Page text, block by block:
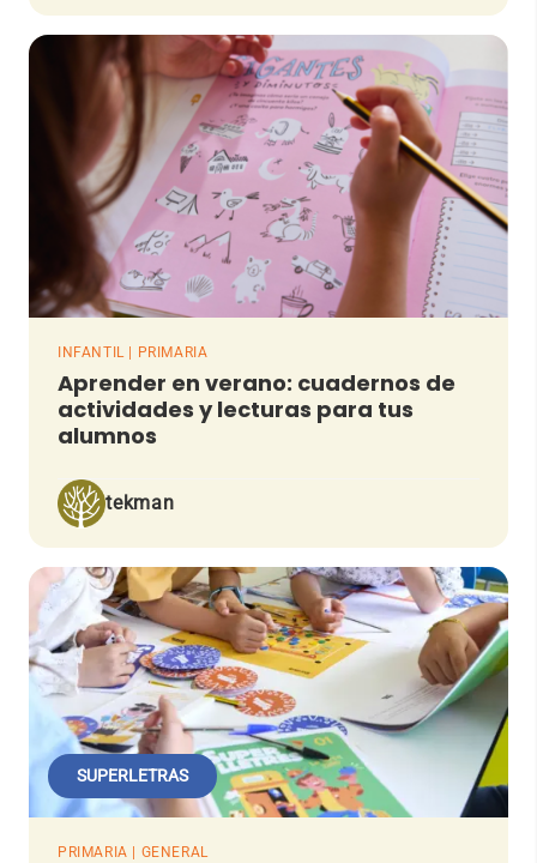
INFANTIL | PRIMARIA
Aprender en verano: cuadernos de
actividades y lecturas para tus
alumnos
tekman
SUPERLETRAS
PRIMARIA | GENERAL